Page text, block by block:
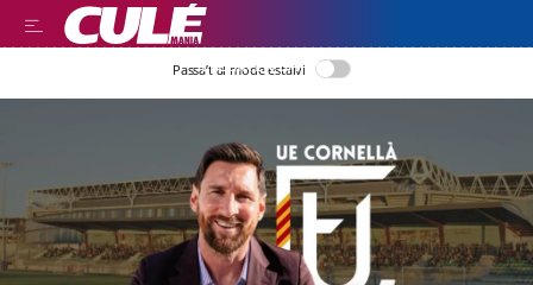
LLEGIR EN CATALÀ
Passa’t al mode estalvi